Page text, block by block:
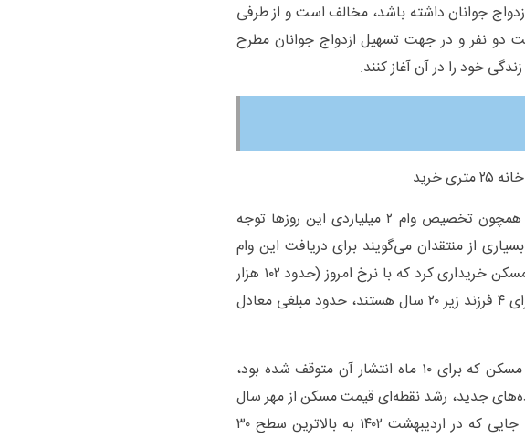
جوانان داشته باشد، مخالف است و از طرفی
دو نفر و در جهت تسهیل ازدواج جوانان مطرح
خود را در آن آغاز کنند.
لازم به ذکر است که برخی تمهیدات همچون تخصیص وام ۲ میلیاردی این روز‌ها توجه
از منتقدان می‌گویند برای دریافت این وام
ابتدا باید ۳۴۸۰ برگه اوراق حق تقدم مسکن خریداری کرد که با نرخ امروز (حدود ۱۰۲ هزار
تومان) متقاضیان واجد شرایط که دارای ۴ فرزند زیر ۲۰ سال هستند، حدود مبلغی معادل
پس از ۱۰ ماه، آمار‌های تحولات بازار مسکن که برای ۱۰ ماه انتشار آن متوقف شده بود،
جدید، رشد نقطه‌ای قیمت مسکن از مهر سال
گذشته وارد یک روند صعودی شد تا جایی که در اردیبهشت ۱۴۰۲ به بالاترین سطح ۳۰